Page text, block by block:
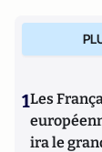
1Les
ira le